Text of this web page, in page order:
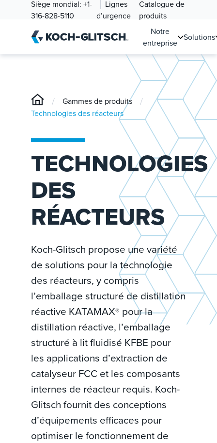
Siège mondial: +1-
316-828-5110
Lignes
d’urgence
Catalogue de
produits
Notre
entreprise
Solutions
/ Gammes de produits /
Technologies des réacteurs
TECHNOLOGIES
DES
RÉACTEURS
Koch-Glitsch propose une variété
de solutions pour la technologie
des réacteurs, y compris
l’emballage structuré de distillation
réactive KATAMAX® pour la
distillation réactive, l’emballage
structuré à lit fluidisé KFBE pour
les applications d’extraction de
catalyseur FCC et les composants
internes de réacteur requis. Koch-
Glitsch fournit des conceptions
d’équipements efficaces pour
optimiser le fonctionnement de